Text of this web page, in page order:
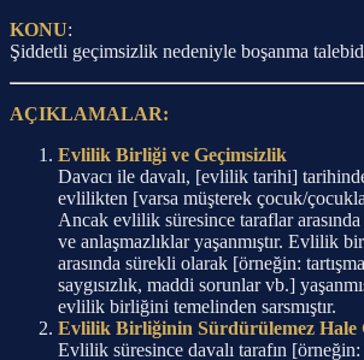
KONU:
Şiddetli geçimsizlik nedeniyle boşanma
AÇIKLAMALAR:
Evlilik Birliği ve Geçimsizlik
Davacı ile davalı, [evlilik tarihi]
evlilikten [varsa müşterek çocuk/
Ancak evlilik süresince taraflar
ve anlaşmazlıklar yaşanmıştır. Evlilik
arasında sürekli olarak [örneğin:
saygısızlık, maddi sorunlar vb.]
evlilik birliğini temelinden sarsmıştır.
Evlilik Birliğinin Sürdürülemez Hale
Evlilik süresince davalı tarafın